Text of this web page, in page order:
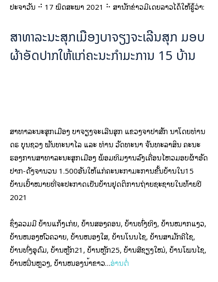
ປະຈຳວັນ ⠚ 17 ພຶດສະພາ 2021 ⠓ ສຳນັກຂ່າວມີເດຍລາວໄດ້ໃຫ້ຮູ້ວ່າ:
ສາທາລະນະສຸກເມືອງບາຈຽງຈະເລີນສຸກ ມອບ
ຜ້າອັດປາກໃຫ້ແກ່ຄະນະກຳມະການ 15 ບ້ານ
ສາທາລະນະສຸກເມືອງ ບາຈຽງຈະເລີນສຸກ ແຂວງຈຳປາສັກ ນຳໂດຍທ່ານ
ດຣ ບຸນຊວງ ພັນທະນາໄລ ແລະ ທ່ານ ວັດທະນາ ຈັນທະລາສິນ ຄະນະ
ຮອງການສາທາລະນະສຸກເມືອງ ພ້ອມທິມງານລົງເຄື່ອນໄຫວມອບຜ້າອັດ
ປາກ-ດັງຈຳນວນ 1.500ອັນໃຫ້ແກ່ຄະນະກຳມະການຂັ້ນບ້ານໃນ15
ບ້ານເປົ້າໝາຍທີ່ຈະປະກາດເປັນບ້ານຢຸດຕິການຖ່າຍຊະຊາຍໃນທ້າຍປີ
2021
ຊຶ່ງລວມມີ ບ້ານແກ້ງເກ່ຍ, ບ້ານສອງຄອນ, ບ້ານທົ່ງທິງ, ບ້ານໝາກແງວ,
ບ້ານໜອງຫົວຄວາຍ, ບ້ານໜອງໃສ, ບ້ານໂນນໄຊ, ບ້ານສາມັກຄີໄຊ,
ບ້ານທົ່ງອຸດົມ, ບ້ານຫຼັກ21, ບ້ານຫຼັກ25, ບ້ານສີຊຽງໃໝ່, ບ້ານໂພນໄຊ,
ບ້ານໝື່ນຫຼວງ, ບ້ານໜອງນໍ້າຂາວ…ອ່ານຕໍ່